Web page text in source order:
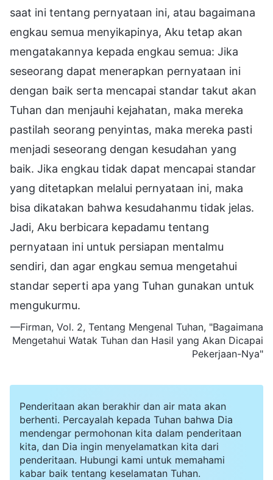
saat ini tentang pernyataan ini, atau bagaimana
engkau semua menyikapinya, Aku tetap akan
mengatakannya kepada engkau semua: Jika
seseorang dapat menerapkan pernyataan ini
dengan baik serta mencapai standar takut akan
Tuhan dan menjauhi kejahatan, maka mereka
pastilah seorang penyintas, maka mereka pasti
menjadi seseorang dengan kesudahan yang
baik. Jika engkau tidak dapat mencapai standar
yang ditetapkan melalui pernyataan ini, maka
bisa dikatakan bahwa kesudahanmu tidak jelas.
Jadi, Aku berbicara kepadamu tentang
pernyataan ini untuk persiapan mentalmu
sendiri, dan agar engkau semua mengetahui
standar seperti apa yang Tuhan gunakan untuk
mengukurmu.
—Firman, Vol. 2, Tentang Mengenal Tuhan, "Bagaimana
Mengetahui Watak Tuhan dan Hasil yang Akan Dicapai
Pekerjaan-Nya"
Penderitaan akan berakhir dan air mata akan
berhenti. Percayalah kepada Tuhan bahwa Dia
mendengar permohonan kita dalam penderitaan
kita, dan Dia ingin menyelamatkan kita dari
penderitaan. Hubungi kami untuk memahami
kabar baik tentang keselamatan Tuhan.